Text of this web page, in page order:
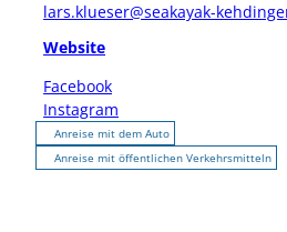
lars.klueser@seakayak-
Website
Facebook
Instagram
Anreise mit dem Auto
Anreise mit öffentlichen Verkehrsmitteln